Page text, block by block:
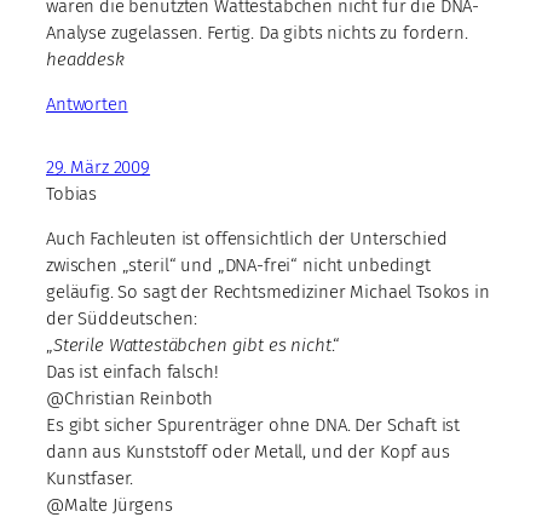
waren die benutzten Wattestäbchen nicht für die DNA-
Analyse zugelassen. Fertig. Da gibts nichts zu fordern.
headdesk
Antworten
29. März 2009
Tobias
Auch Fachleuten ist offensichtlich der Unterschied
zwischen „steril“ und „DNA-frei“ nicht unbedingt
geläufig. So sagt der Rechtsmediziner Michael Tsokos in
der Süddeutschen:
„Sterile Wattestäbchen gibt es nicht.“
Das ist einfach falsch!
@Christian Reinboth
Es gibt sicher Spurenträger ohne DNA. Der Schaft ist
dann aus Kunststoff oder Metall, und der Kopf aus
Kunstfaser.
@Malte Jürgens